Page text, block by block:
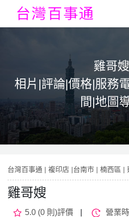
雞哥嫂
相片|評論|價格|服務
間|地圖
台灣百事通 | 複印店 |台南市 | 楠西區 |
雞哥嫂
5.0 (0 則)評價 營業時